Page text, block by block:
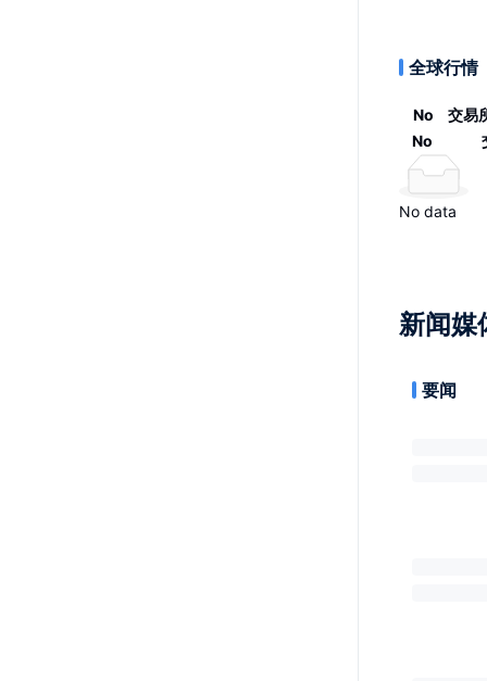
全球行情
No
交易
No
No data
新闻媒
要闻